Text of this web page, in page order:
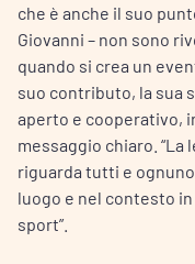
che è anche il suo
Giovanni – non sono
quando si crea un
suo contributo, la sua
aperto e cooperativo,
messaggio chiaro. “La
riguarda tutti e
luogo e nel contesto in
sport”.